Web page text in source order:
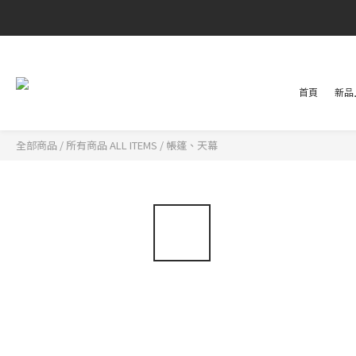
首頁 新品
全部商品 / 所有商品 ALL ITEMS / 帳篷、天幕